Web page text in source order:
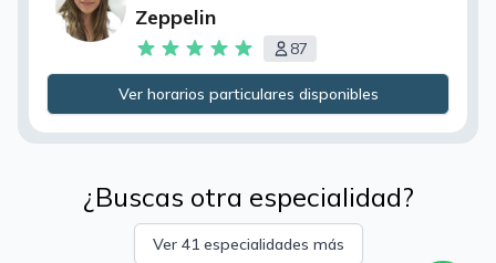
Zeppelin
87
Ver horarios particulares disponibles
¿Buscas otra especialidad?
Ver 41 especialidades más